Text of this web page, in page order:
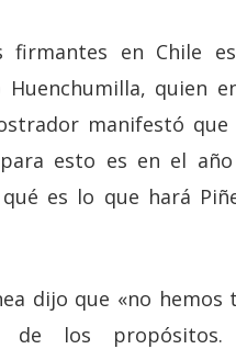
firmantes en Chile
Huenchumilla, quien
manifestó que
esto es en el año
es lo que hará
dijo que «no hemos
de los propósitos.